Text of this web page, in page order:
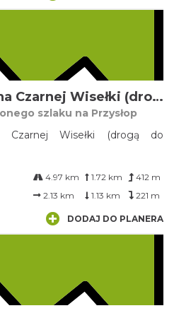
Wisła Czarne – Dolina Czarnej Wisełki (drogą do czerwonego na Przysłop)
szlaku na Przysłop
Czarnej Wisełki (drogą do
4.97 km 1.72 km
412 m
2.13 km
1.13 km 221 m
DODAJ DO PLANERA